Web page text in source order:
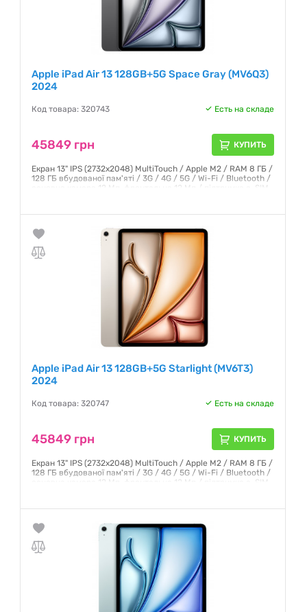
Apple iPad Air 13 128GB+5G Space Gray (MV6Q3)
2024
Код товара: 320743 Есть на складе
45849 грн КУПИТЬ
Екран 13" IPS (2732x2048) MultiTouch / Apple M2 / RAM 8 ГБ /
128 ГБ вбудованої пам'яті / 3G / 4G / 5G / Wi-Fi / Bluetooth /
основна камера 12 Мп, фронтальна 12 Мп / підтримка e-SIM
Гарантия:6 месяцев
Apple iPad Air 13 128GB+5G Starlight (MV6T3)
2024
Код товара: 320747 Есть на складе
45849 грн КУПИТЬ
Екран 13" IPS (2732x2048) MultiTouch / Apple M2 / RAM 8 ГБ /
128 ГБ вбудованої пам'яті / 3G / 4G / 5G / Wi-Fi / Bluetooth /
основна камера 12 Мп, фронтальна 12 Мп / підтримка e-SIM
Гарантия:6 месяцев